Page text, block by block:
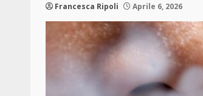
Francesca Ripoli Aprile 6, 2026